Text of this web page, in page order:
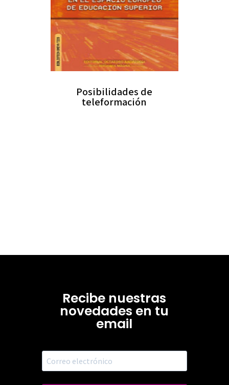
Posibilidades de
teleformación
Recibe nuestras
novedades en tu
email